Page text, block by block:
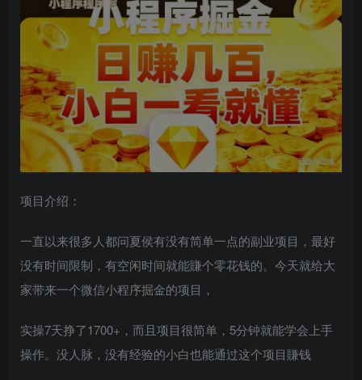
项目介绍：
一直以来很多人都问夏侯有没有简单一点的副业项目，最好
没有时间限制，有空闲时间就能賺个零花钱的。今天就给大
家带来一个微信小程序掘金的项目，
实操7天挣了1700+，而且项目很简单，5分钟就能学会上手
操作。没人脉，没有经验的小白也能通过这个项目賺钱